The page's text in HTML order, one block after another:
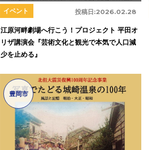
投稿日:2026.02.28
イベント
江原河畔劇場へ行こう！プロジェクト 平田オ
リザ講演会『芸術文化と観光で本気で人口減
少を止める』
豊岡市